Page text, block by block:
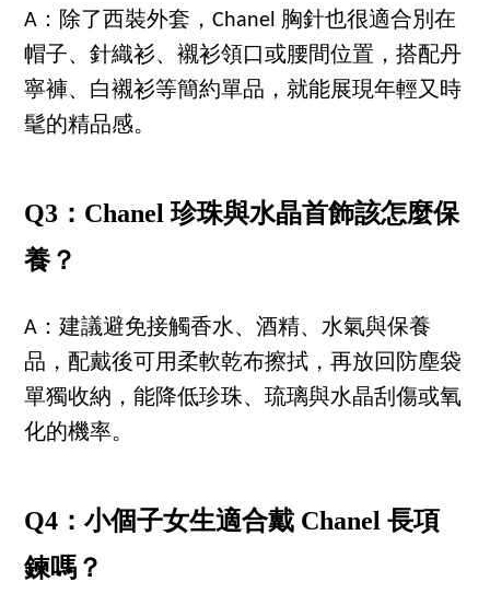
A：除了西裝外套，Chanel 胸針也很適合別在
帽子、針織衫、襯衫領口或腰間位置，搭配丹
寧褲、白襯衫等簡約單品，就能展現年輕又時
髦的精品感。
Q3：Chanel 珍珠與水晶首飾該怎麼保
養？
A：建議避免接觸香水、酒精、水氣與保養
品，配戴後可用柔軟乾布擦拭，再放回防塵袋
單獨收納，能降低珍珠、琉璃與水晶刮傷或氧
化的機率。
Q4：小個子女生適合戴 Chanel 長項
鍊嗎？